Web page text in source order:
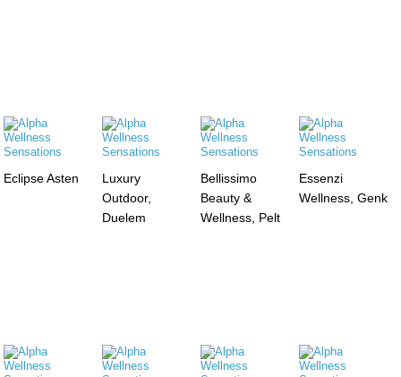
Eclipse Asten
Luxury
Outdoor,
Duelem
Bellissimo
Beauty &
Wellness, Pelt
Essenzi
Wellness, Genk